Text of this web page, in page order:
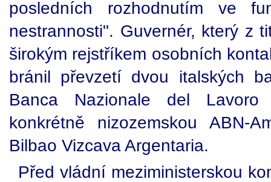
posledních rozhodnutím ve
nestrannosti". Guvernér, který z
širokým rejstříkem osobních
bránil převzetí dvou italských
Banca Nazionale del Lavoro
konkrétně nizozemskou ABN-
Bilbao Vizcava Argentaria.
Před vládní meziministerskou